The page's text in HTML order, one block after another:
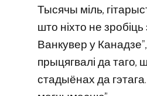
Тысячы міль,
што ніхто не
Ванкувер у
прыцягвалі да
стадыёнах да